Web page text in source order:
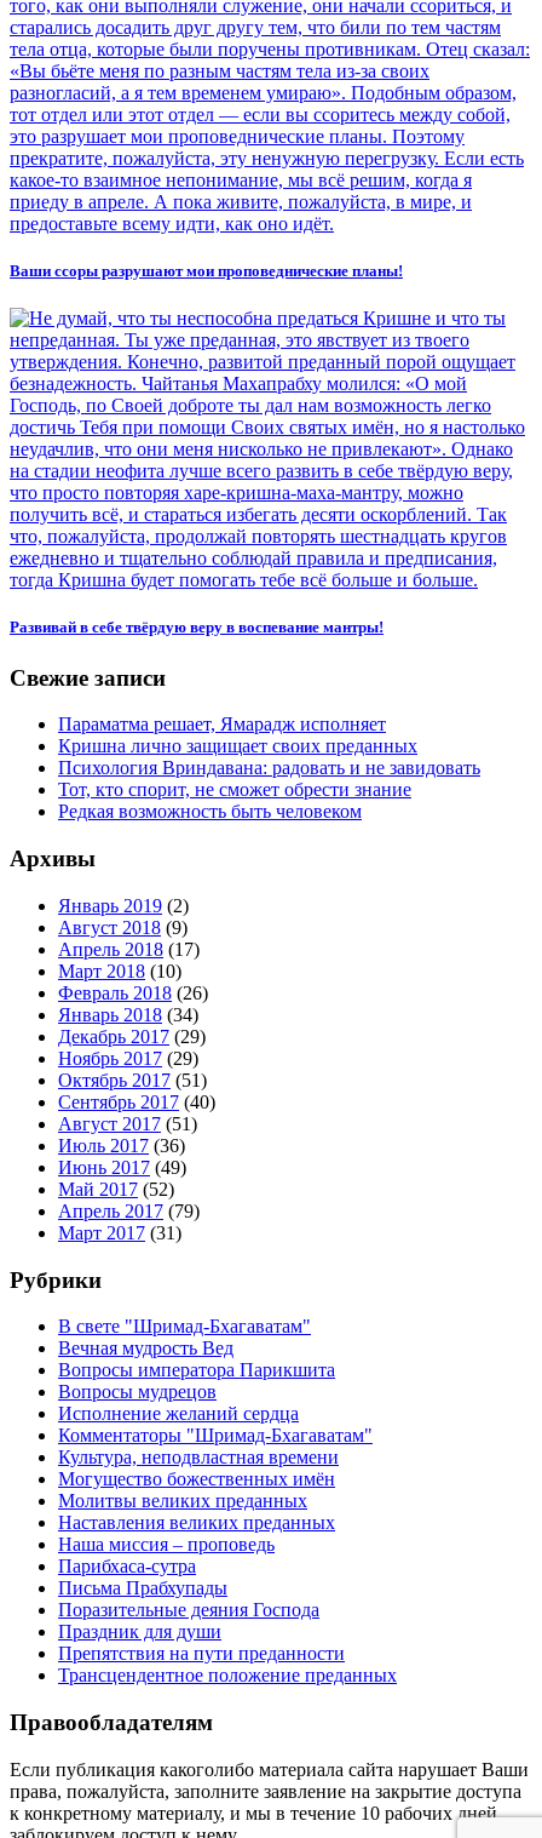
Ваши ссоры разрушают мои проповеднические планы!
Развивай в себе твёрдую веру в воспевание мантры!
Свежие записи
Параматма решает, Ямарадж исполняет
Кришна лично защищает своих преданных
Психология Вриндавана: радовать и не завидовать
Тот, кто спорит, не сможет обрести знание
Редкая возможность быть человеком
Архивы
Январь 2019 (2)
Август 2018 (9)
Апрель 2018 (17)
Март 2018 (10)
Февраль 2018 (26)
Январь 2018 (34)
Декабрь 2017 (29)
Ноябрь 2017 (29)
Октябрь 2017 (51)
Сентябрь 2017 (40)
Август 2017 (51)
Июль 2017 (36)
Июнь 2017 (49)
Май 2017 (52)
Апрель 2017 (79)
Март 2017 (31)
Рубрики
В свете "Шримад-Бхагаватам"
Вечная мудрость Вед
Вопросы императора Парикшита
Вопросы мудрецов
Исполнение желаний сердца
Комментаторы "Шримад-Бхагаватам"
Культура, неподвластная времени
Могущество божественных имён
Молитвы великих преданных
Наставления великих преданных
Наша миссия – проповедь
Парибхаса-сутра
Письма Прабхупады
Поразительные деяния Господа
Праздник для души
Препятствия на пути преданности
Трансцендентное положение преданных
Правообладателям
Если публикация какоголибо материала сайта нарушает Ваши
права, пожалуйста, заполните заявление на закрытие доступа
к конкретному материалу, и мы в течение 10 рабочих дней